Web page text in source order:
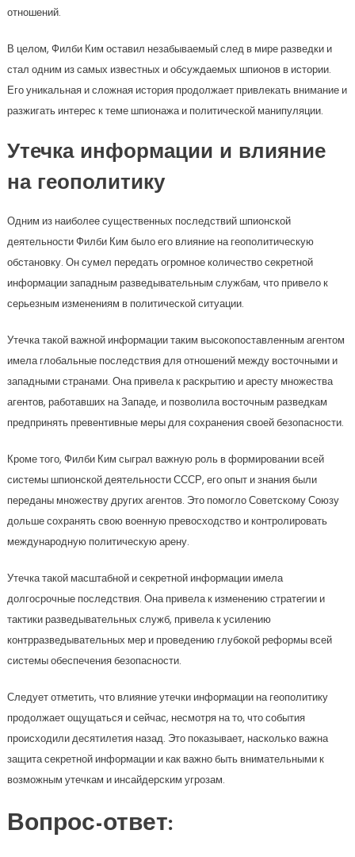
отношений.
В целом, Филби Ким оставил незабываемый след в мире разведки и
стал одним из самых известных и обсуждаемых шпионов в истории.
Его уникальная и сложная история продолжает привлекать внимание и
разжигать интерес к теме шпионажа и политической манипуляции.
Утечка информации и влияние
на геополитику
Одним из наиболее существенных последствий шпионской
деятельности Филби Ким было его влияние на геополитическую
обстановку. Он сумел передать огромное количество секретной
информации западным разведывательным службам, что привело к
серьезным изменениям в политической ситуации.
Утечка такой важной информации таким высокопоставленным агентом
имела глобальные последствия для отношений между восточными и
западными странами. Она привела к раскрытию и аресту множества
агентов, работавших на Западе, и позволила восточным разведкам
предпринять превентивные меры для сохранения своей безопасности.
Кроме того, Филби Ким сыграл важную роль в формировании всей
системы шпионской деятельности СССР, его опыт и знания были
переданы множеству других агентов. Это помогло Советскому Союзу
дольше сохранять свою военную превосходство и контролировать
международную политическую арену.
Утечка такой масштабной и секретной информации имела
долгосрочные последствия. Она привела к изменению стратегии и
тактики разведывательных служб, привела к усилению
контрразведывательных мер и проведению глубокой реформы всей
системы обеспечения безопасности.
Следует отметить, что влияние утечки информации на геополитику
продолжает ощущаться и сейчас, несмотря на то, что события
происходили десятилетия назад. Это показывает, насколько важна
защита секретной информации и как важно быть внимательными к
возможным утечкам и инсайдерским угрозам.
Вопрос-ответ: